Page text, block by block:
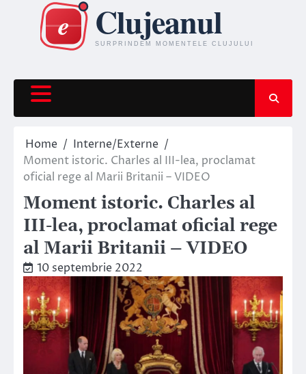
content
Home
Interne/Externe
Moment istoric. Charles al III-lea, proclamat
oficial rege al Marii Britanii – VIDEO
Moment istoric. Charles al
III-lea, proclamat oficial rege
al Marii Britanii – VIDEO
10 septembrie 2022